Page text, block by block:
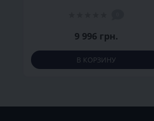
9 996 грн.
В КОРЗИНУ